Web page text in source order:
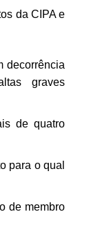
da CIPA e
decorrência
graves
de quatro
para o qual
de membro